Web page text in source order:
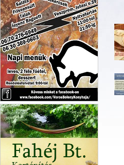
Vörös Bölény Pizza Veszprém